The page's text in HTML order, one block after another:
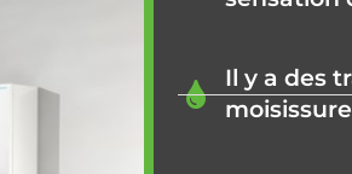
Il y a des